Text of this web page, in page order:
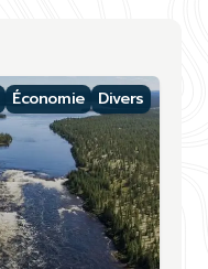
Économie Divers